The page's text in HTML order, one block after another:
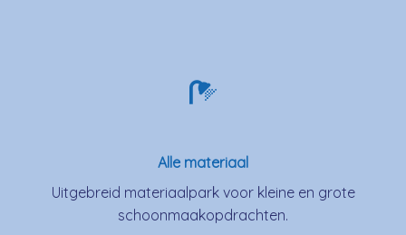
Alle materiaal
Uitgebreid materiaalpark voor kleine en grote
schoonmaakopdrachten.